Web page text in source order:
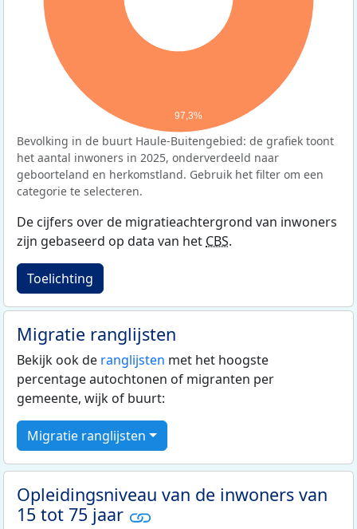
97,3%
Bevolking in de buurt Haule-Buitengebied: de grafiek toont
het aantal inwoners in 2025, onderverdeeld naar
geboorteland en herkomstland. Gebruik het filter om een
categorie te selecteren.
De cijfers over de migratieachtergrond van inwoners
zijn gebaseerd op data van het CBS.
Toelichting
Migratie ranglijsten
Bekijk ook de ranglijsten met het hoogste
percentage autochtonen of migranten per
gemeente, wijk of buurt:
Migratie ranglijsten
Opleidingsniveau van de inwoners van
15 tot 75 jaar